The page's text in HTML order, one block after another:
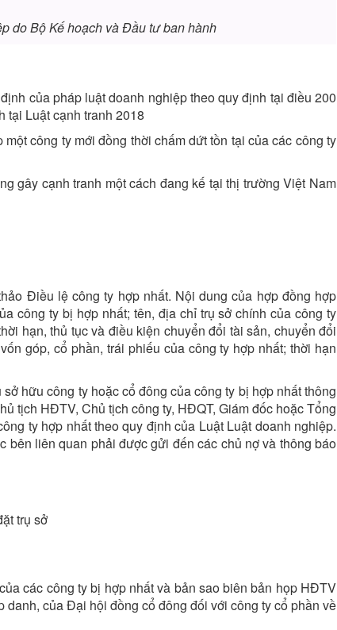
do Bộ Kế hoạch và Đầu tư ban hành
của pháp luật doanh nghiệp theo quy định tại điều 200
tại Luật cạnh tranh 2018
công ty mới đồng thời chấm dứt tồn tại của các công ty
gây cạnh tranh một cách đang kế tại thị trường Việt Nam
Điều lệ công ty hợp nhất. Nội dung của hợp đồng hợp
công ty bị hợp nhất; tên, địa chỉ trụ sở chính của công ty
hạn, thủ tục và điều kiện chuyển đổi tài sản, chuyển đổi
góp, cổ phần, trái phiếu của công ty hợp nhất; thời hạn
hữu công ty hoặc cổ đông của công ty bị hợp nhất thông
tịch HĐTV, Chủ tịch công ty, HĐQT, Giám đốc hoặc Tổng
ty hợp nhất theo quy định của Luật Luật doanh nghiệp.
bên liên quan phải được gửi đến các chủ nợ và thông báo
trụ sở
các công ty bị hợp nhất và bản sao biên bản họp HĐTV
của Đại hội đồng cổ đông đối với công ty cổ phần về